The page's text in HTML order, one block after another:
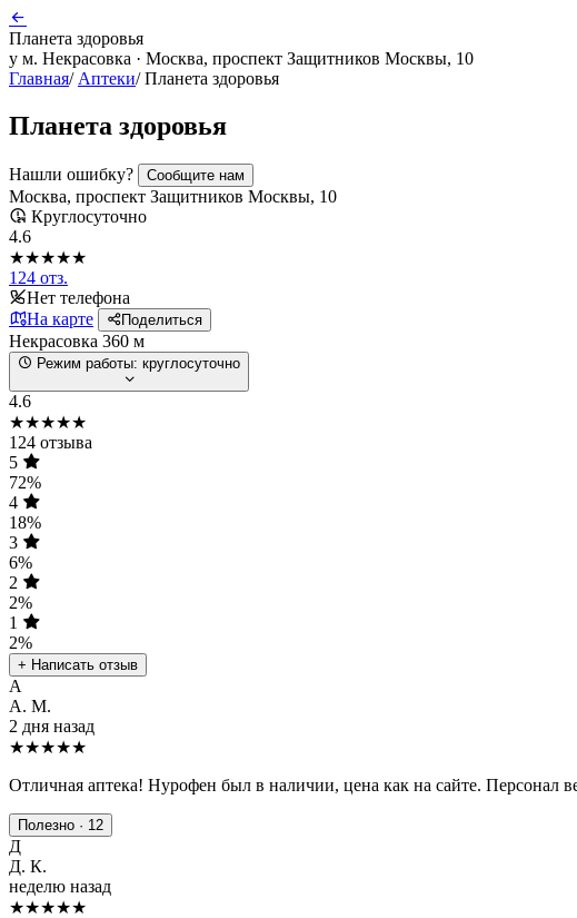
Планета здоровья
у м. Некрасовка · Москва, проспект Защитников Москвы, 10
Главная/ Аптеки/ Планета здоровья
Планета здоровья
Нашли ошибку? Сообщите нам
Москва, проспект Защитников Москвы, 10
Круглосуточно
4.6
★★★★★
124 отз.
Нет телефона
На карте
Поделиться
Некрасовка 360 м
Режим работы: круглосуточно
4.6
★★★★★
124 отзыва
5
72%
4
18%
3
6%
2
2%
1
2%
+ Написать отзыв
А
А. М.
2 дня назад
★★★★★
Отличная аптека! Нурофен был в наличии, цена как на сайте. Персонал
Полезно · 12
Д
Д. К.
неделю назад
★★★★★